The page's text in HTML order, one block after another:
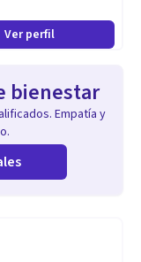
Ver perfil
bienestar
Empatía y